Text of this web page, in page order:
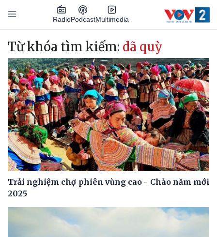
Nhảy đến nội dung
RadioPodcastMultimedia
Main navigation
Từ khóa tìm kiếm: dã quỳ
Trải nghiệm chợ phiên vùng cao - Chào năm mới
2025